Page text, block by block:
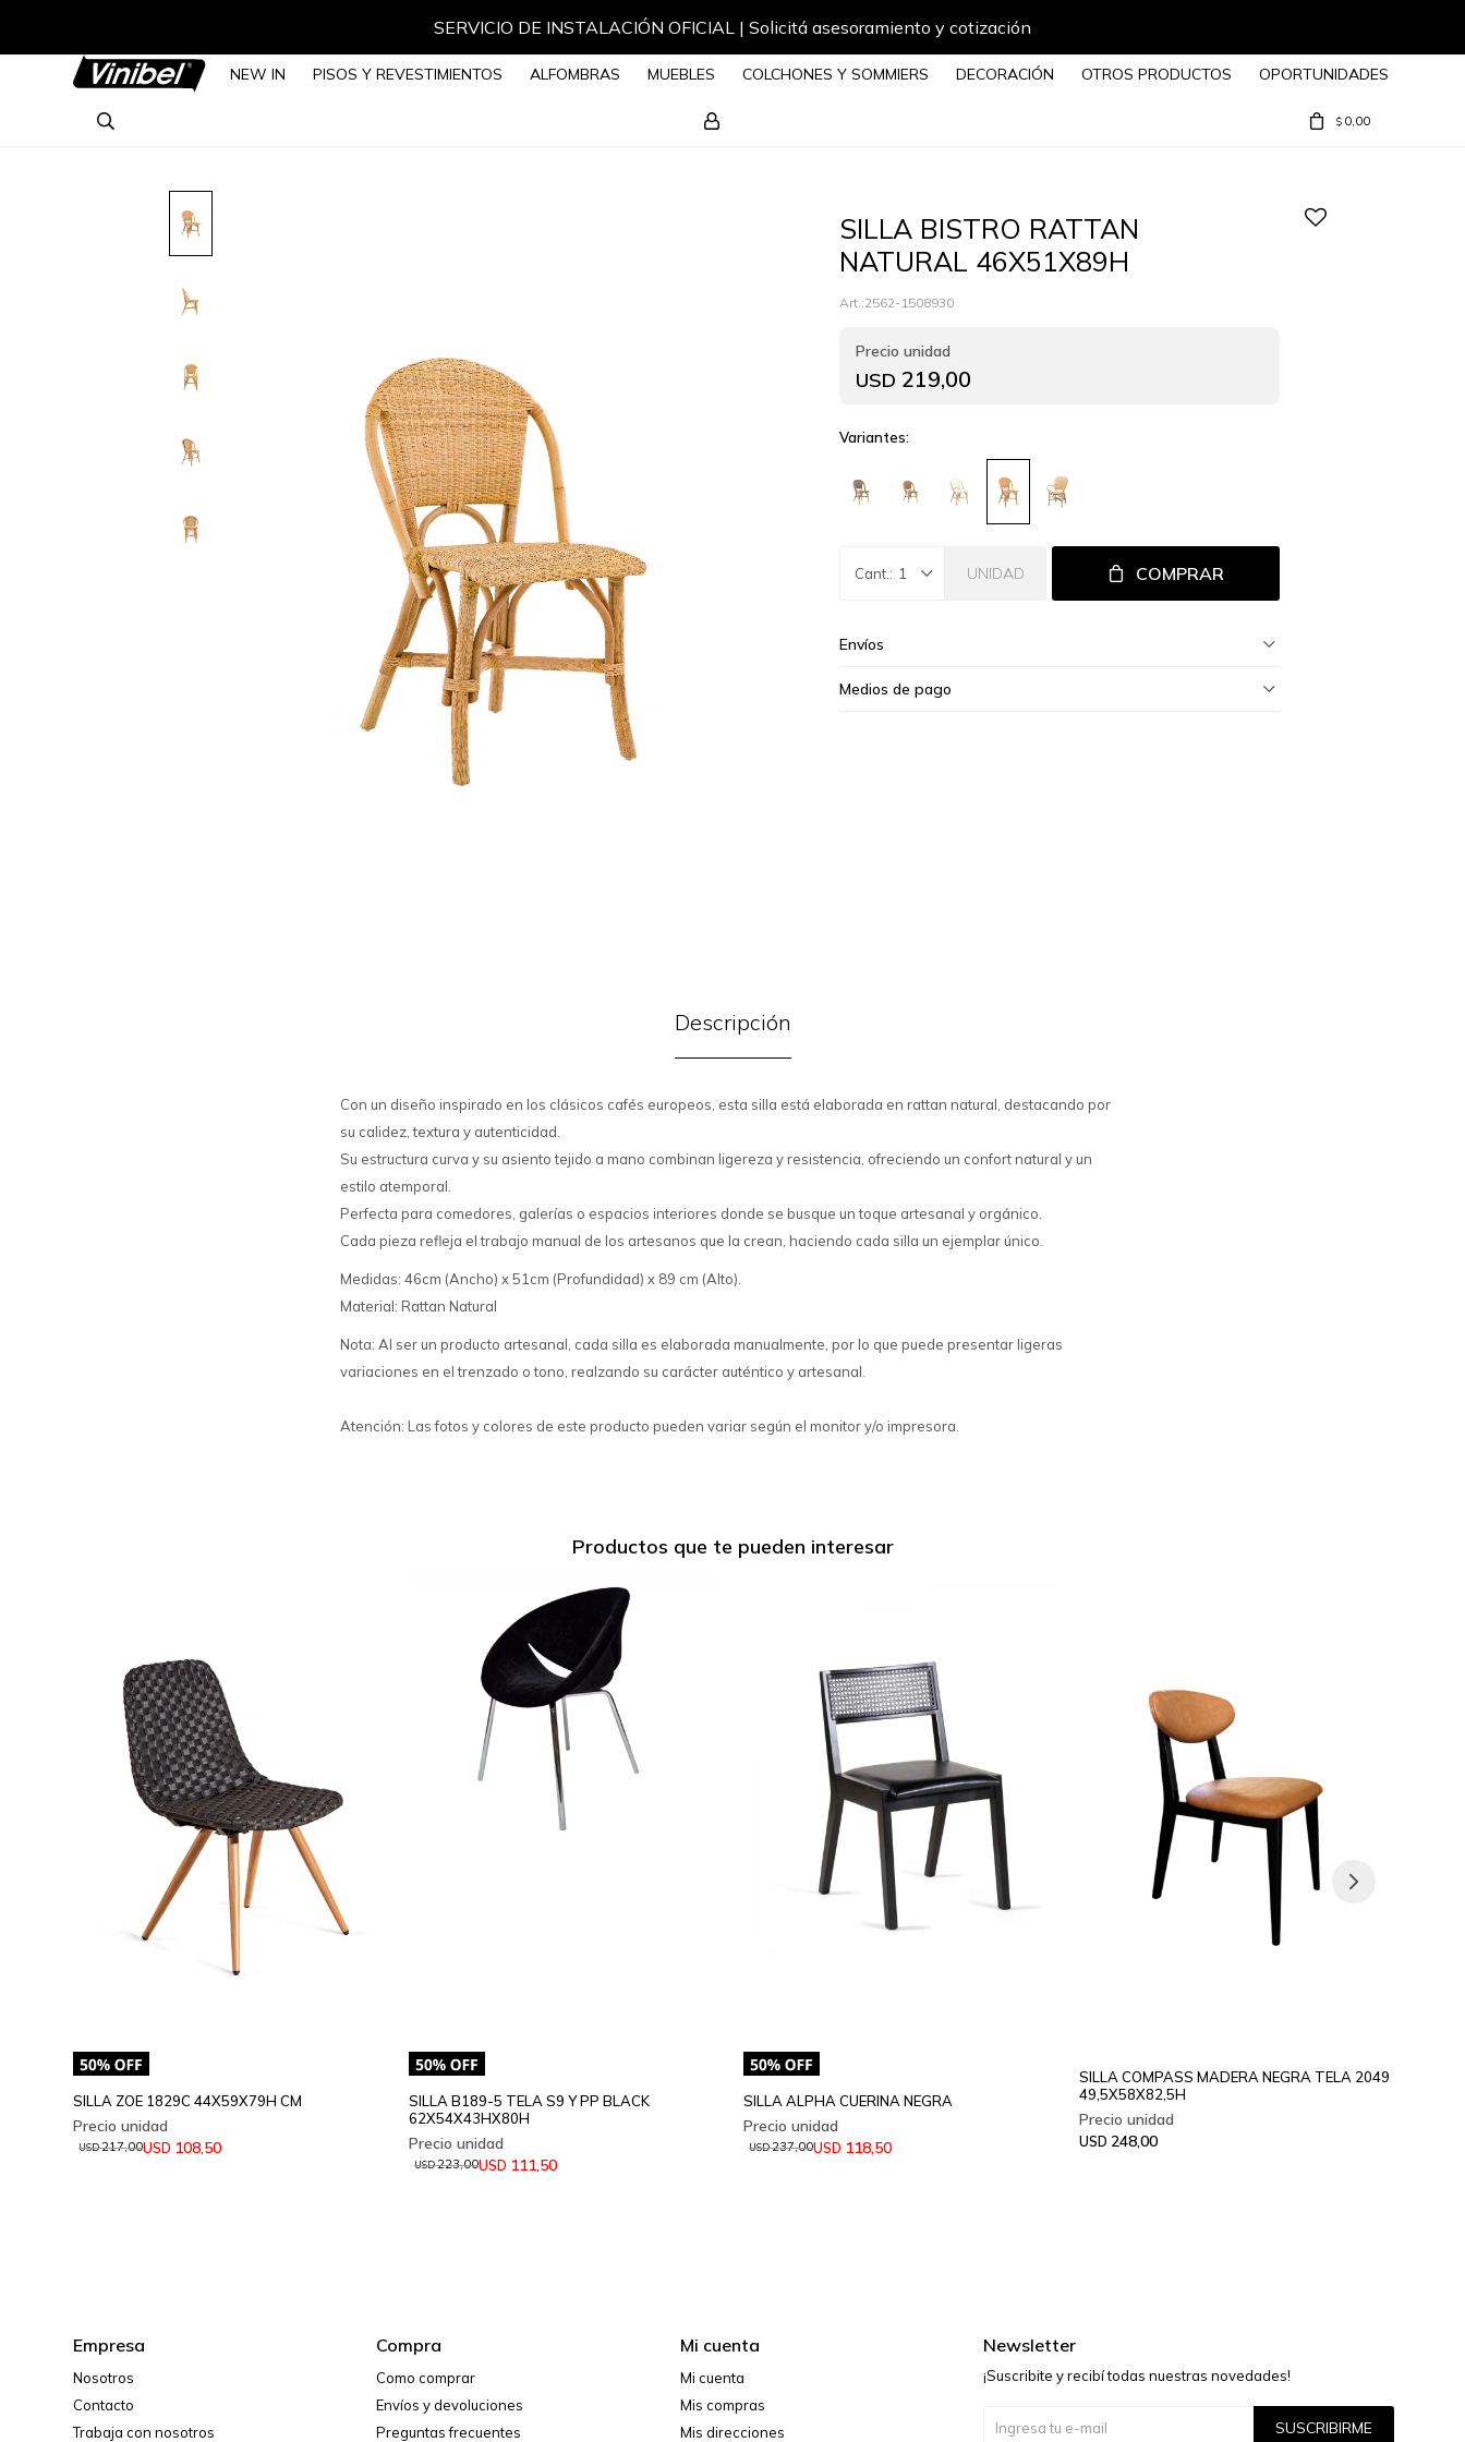
SERVICIO DE INSTALACIÓN OFICIAL | Solicitá asesoramiento y cotización
NEW IN PISOS Y REVESTIMIENTOS ALFOMBRAS MUEBLES COLCHONES Y SOMMIERS DECORACIÓN OTROS PRODUCTOS OPORTUNIDADES
$ 0,00
SILLA BISTRO RATTAN
NATURAL 46X51X89H
2562-1508930
USD 219,00
Variantes:
1 UNIDAD COMPRAR
Envíos
Medios de pago
Descripción
Con un diseño inspirado en los clásicos cafés europeos, esta silla está elaborada en rattan natural, destacando por
su calidez, textura y autenticidad.
Su estructura curva y su asiento tejido a mano combinan ligereza y resistencia, ofreciendo un confort natural y un
estilo atemporal.
Perfecta para comedores, galerías o espacios interiores donde se busque un toque artesanal y orgánico.
Cada pieza refleja el trabajo manual de los artesanos que la crean, haciendo cada silla un ejemplar único.
Medidas: 46cm (Ancho) x 51cm (Profundidad) x 89 cm (Alto).
Material: Rattan Natural
Nota: Al ser un producto artesanal, cada silla es elaborada manualmente, por lo que puede presentar ligeras
variaciones en el trenzado o tono, realzando su carácter auténtico y artesanal.
Atención: Las fotos y colores de este producto pueden variar según el monitor y/o impresora.
Productos que te pueden interesar
SILLA ZOE 1829C 44X59X79H CM
USD 108,50
USD217,00
SILLA B189-5 TELA S9 Y PP BLACK
62X54X43HX80H
USD 111,50
USD223,00
SILLA ALPHA CUERINA NEGRA
USD 118,50
USD237,00
SILLA COMPASS MADERA NEGRA TELA 2049
49,5X58X82,5H
USD 248,00
Empresa
Nosotros
Contacto
Trabaja con nosotros
Compra
Como comprar
Envíos y devoluciones
Preguntas frecuentes
Mi cuenta
Mi cuenta
Mis compras
Mis direcciones
Newsletter
¡Suscribite y recibí todas nuestras novedades!
SUSCRIBIRME